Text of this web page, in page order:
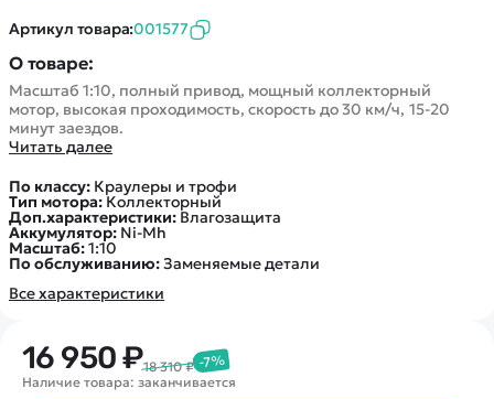
Артикул товара:001577
О товаре:
Масштаб 1:10, полный привод, мощный коллекторный
мотор, высокая проходимость, скорость до 30 км/ч, 15-20
минут заездов.
Читать далее
По классу: Краулеры и трофи
Тип мотора:Коллекторный
Доп.характеристики: Влагозащита
Аккумулятор: Ni-Mh
Масштаб:1:10
По обслуживанию:Заменяемые детали
Все характеристики
16 950 ₽18 310 ₽ -7%
Наличие товара: заканчивается
Железные дороги
Конструкторы
Запчасти для моделей